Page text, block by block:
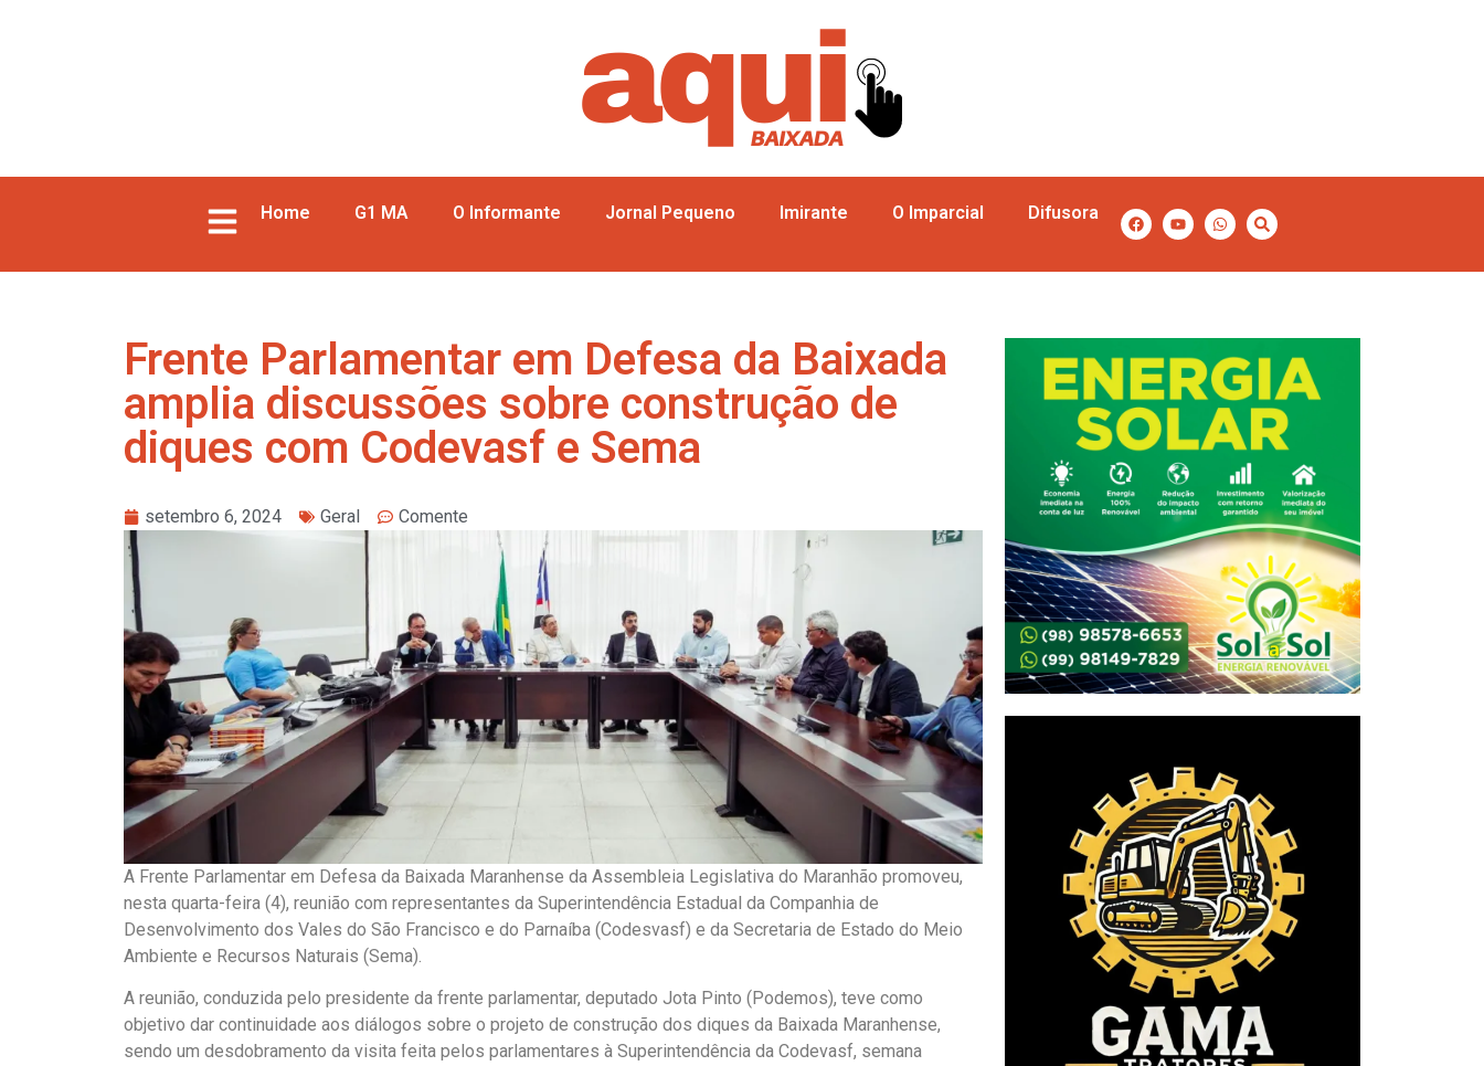
Home G1 MA O Informante Jornal Pequeno Imirante O Imparcial Difusora
Frente Parlamentar em Defesa da Baixada
amplia discussões sobre construção de
diques com Codevasf e Sema
setembro 6, 2024 Geral Comente
A Frente Parlamentar em Defesa da Baixada Maranhense da Assembleia Legislativa do Maranhão promoveu,
nesta quarta-feira (4), reunião com representantes da Superintendência Estadual da Companhia de
Desenvolvimento dos Vales do São Francisco e do Parnaíba (Codesvasf) e da Secretaria de Estado do Meio
Ambiente e Recursos Naturais (Sema).
A reunião, conduzida pelo presidente da frente parlamentar, deputado Jota Pinto (Podemos), teve como
objetivo dar continuidade aos diálogos sobre o projeto de construção dos diques da Baixada Maranhense,
sendo um desdobramento da visita feita pelos parlamentares à Superintendência da Codevasf, semana